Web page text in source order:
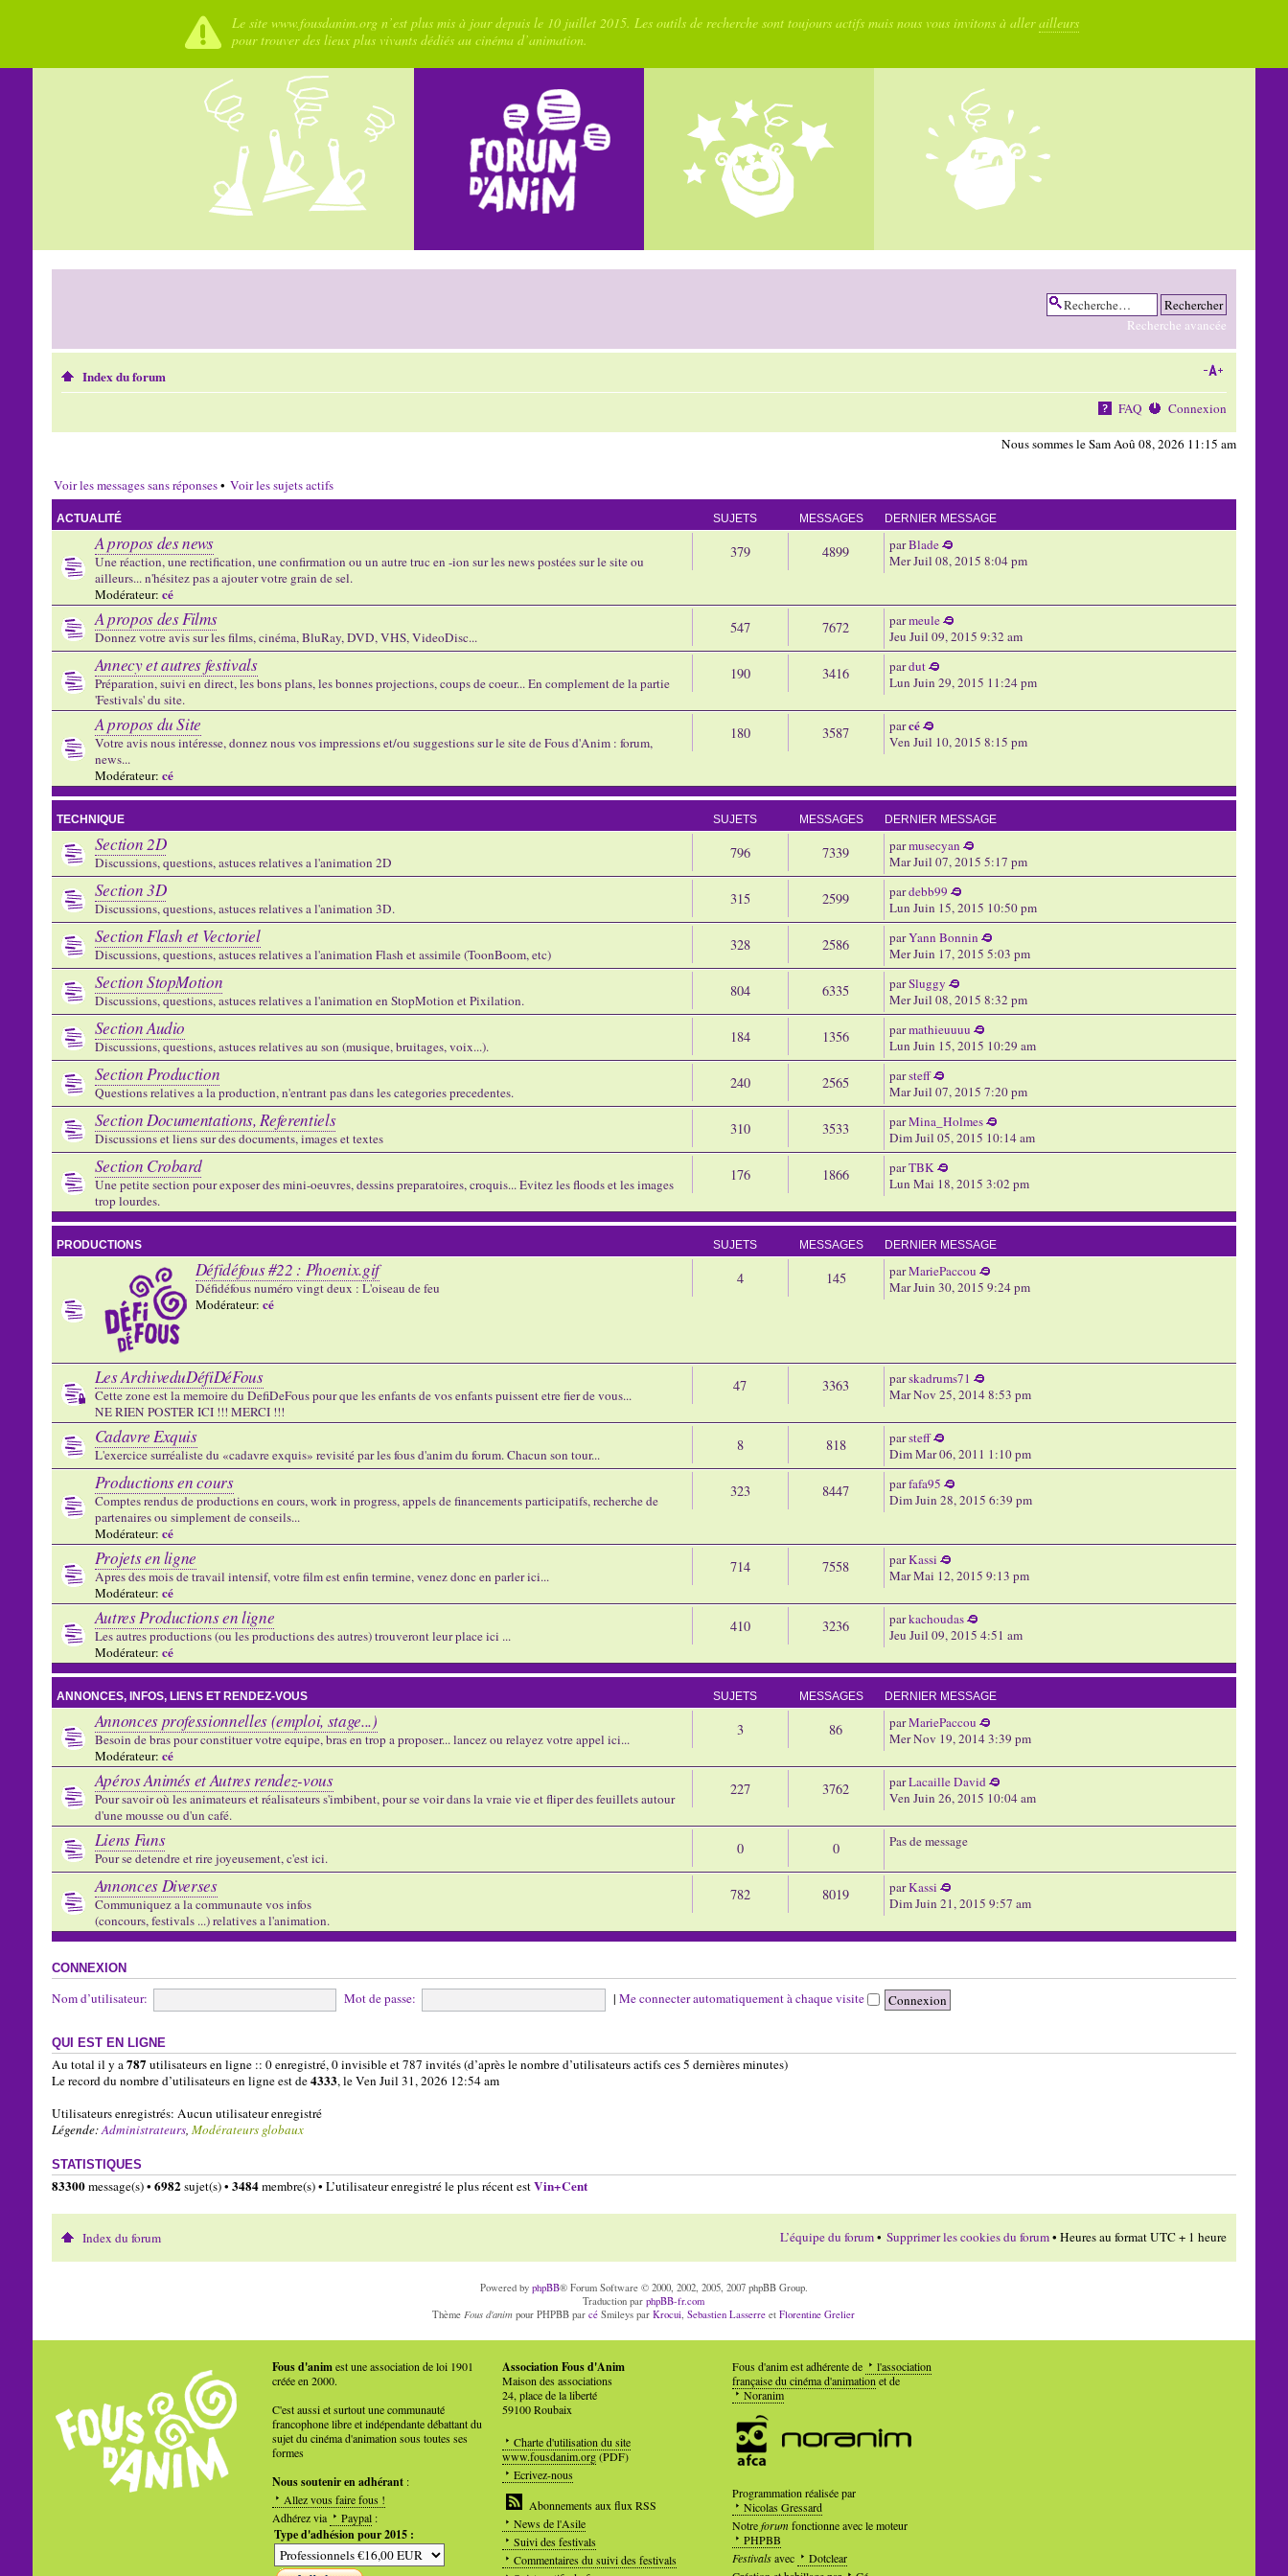
Le site www.fousdanim.org n’est plus mis à jour depuis le 10 juillet 2015. Les outils de recherche sont toujours actifs mais nous vous invitons à allerailleurs
pour trouver des lieux plus vivants dédiés au cinéma d’animation.
Recherche avancée
Index du forum
FAQ Connexion
Nous sommes le Sam Aoû 08, 2026 11:15 am
Voir les messages sans réponses• Voir les sujets actifs
ACTUALITÉ SUJETS MESSAGES DERNIER MESSAGE
A propos des news
Une réaction, une rectification, une confirmation ou un autre truc en -ion sur les news postées sur le site ou
ailleurs... n'hésitez pas a ajouter votre grain de sel.
Modérateur: cé
379 4899 parBlade
Mer Juil 08, 2015 8:04 pm
A propos des Films
Donnez votre avis sur les films, cinéma, BluRay, DVD, VHS, VideoDisc...
547 7672 parmeule
Jeu Juil 09, 2015 9:32 am
Annecy et autres festivals
Préparation, suivi en direct, les bons plans, les bonnes projections, coups de coeur... En complement de la partie
'Festivals' du site.
190 3416 pardut
Lun Juin 29, 2015 11:24 pm
A propos du Site
Votre avis nous intéresse, donnez nous vos impressions et/ou suggestions sur le site de Fous d'Anim : forum,
news...
Modérateur: cé
180 3587 parcé
Ven Juil 10, 2015 8:15 pm
TECHNIQUE SUJETS MESSAGES DERNIER MESSAGE
Section 2D
Discussions, questions, astuces relatives a l'animation 2D
796 7339 parmusecyan
Mar Juil 07, 2015 5:17 pm
Section 3D
Discussions, questions, astuces relatives a l'animation 3D.
315 2599 pardebb99
Lun Juin 15, 2015 10:50 pm
Section Flash et Vectoriel
Discussions, questions, astuces relatives a l'animation Flash et assimile (ToonBoom, etc)
328 2586 parYann Bonnin
Mer Juin 17, 2015 5:03 pm
Section StopMotion
Discussions, questions, astuces relatives a l'animation en StopMotion et Pixilation.
804 6335 parSluggy
Mer Juil 08, 2015 8:32 pm
Section Audio
Discussions, questions, astuces relatives au son (musique, bruitages, voix...).
184 1356 parmathieuuuu
Lun Juin 15, 2015 10:29 am
Section Production
Questions relatives a la production, n'entrant pas dans les categories precedentes.
240 2565 parsteff
Mar Juil 07, 2015 7:20 pm
Section Documentations, Referentiels
Discussions et liens sur des documents, images et textes
310 3533 parMina_Holmes
Dim Juil 05, 2015 10:14 am
Section Crobard
Une petite section pour exposer des mini-oeuvres, dessins preparatoires, croquis... Evitez les floods et les images
trop lourdes.
176 1866 parTBK
Lun Mai 18, 2015 3:02 pm
PRODUCTIONS SUJETS MESSAGES DERNIER MESSAGE
Défidéfous #22 : Phoenix.gif
Défidéfous numéro vingt deux : L'oiseau de feu
Modérateur: cé
4 145 parMariePaccou
Mar Juin 30, 2015 9:24 pm
Les ArchiveduDéfiDéFous
Cette zone est la memoire du DefiDeFous pour que les enfants de vos enfants puissent etre fier de vous...
NE RIEN POSTER ICI !!! MERCI !!!
47 3363 parskadrums71
Mar Nov 25, 2014 8:53 pm
Cadavre Exquis
L'exercice surréaliste du «cadavre exquis» revisité par les fous d'anim du forum. Chacun son tour...
8 818 parsteff
Dim Mar 06, 2011 1:10 pm
Productions en cours
Comptes rendus de productions en cours, work in progress, appels de financements participatifs, recherche de
partenaires ou simplement de conseils...
Modérateur: cé
323 8447 parfafa95
Dim Juin 28, 2015 6:39 pm
Projets en ligne
Apres des mois de travail intensif, votre film est enfin termine, venez donc en parler ici...
Modérateur: cé
714 7558 parKassi
Mar Mai 12, 2015 9:13 pm
Autres Productions en ligne
Les autres productions (ou les productions des autres) trouveront leur place ici ...
Modérateur: cé
410 3236 parkachoudas
Jeu Juil 09, 2015 4:51 am
ANNONCES, INFOS, LIENS ET RENDEZ-VOUS SUJETS MESSAGES DERNIER MESSAGE
Annonces professionnelles (emploi, stage...)
Besoin de bras pour constituer votre equipe, bras en trop a proposer... lancez ou relayez votre appel ici...
Modérateur: cé
3 86 parMariePaccou
Mer Nov 19, 2014 3:39 pm
Apéros Animés et Autres rendez-vous
Pour savoir où les animateurs et réalisateurs s'imbibent, pour se voir dans la vraie vie et fliper des feuillets autour
d'une mousse ou d'un café.
227 3762 parLacaille David
Ven Juin 26, 2015 10:04 am
Liens Funs
Pour se detendre et rire joyeusement, c'est ici.
0 0 Pas de message
Annonces Diverses
Communiquez a la communaute vos infos
(concours, festivals ...) relatives a l'animation.
782 8019 parKassi
Dim Juin 21, 2015 9:57 am
CONNEXION
Nom d’utilisateur: Mot de passe: | Me connecter automatiquement à chaque visite
QUI EST EN LIGNE
Au total il y a787utilisateurs en ligne :: 0 enregistré, 0 invisible et 787 invités (d’après le nombre d’utilisateurs actifs ces 5 dernières minutes)
Le record du nombre d’utilisateurs en ligne est de4333, le Ven Juil 31, 2026 12:54 am
Utilisateurs enregistrés: Aucun utilisateur enregistré
Légende:Administrateurs, Modérateurs globaux
STATISTIQUES
83300message(s) • 6982sujet(s) • 3484membre(s) • L’utilisateur enregistré le plus récent estVin+Cent
Index du forum L’équipe du forum• Supprimer les cookies du forum• Heures au format UTC + 1 heure
Powered by phpBB® Forum Software © 2000, 2002, 2005, 2007 phpBB Group.
Traduction parphpBB-fr.com
Thème Fous d'anim pour PHPBB parcé Smileys parKrocui ,Sebastien Lasserre etFlorentine Grelier
Fous d'animest une association de loi 1901
créée en 2000.
C'est aussi et surtout une communauté
francophone libre et indépendante débattant du
sujet du cinéma d'animation sous toutes ses
formes
Nous soutenir en adhérant:
Allez vous faire fous !
Adhérez via
Paypal:
Type d'adhésion pour 2015 :
Association Fous d'Anim
Maison des associations
24, place de la liberté
59100 Roubaix
Charte d'utilisation du site
www.fousdanim.org(PDF)
Ecrivez-nous
Abonnements aux flux RSS
News de l'Asile
Suivi des festivals
Commentaires du suivi des festivals
Fous d'anim est adhérente de
l'association
française du cinéma d'animationet de
Noranim
Programmation réalisée par
Nicolas Gressard
Notreforumfonctionne avec le moteur
PHPBB
Festivalsavec
Dotclear